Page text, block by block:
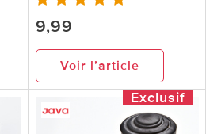
9,99
Voir l’article
Exclusif